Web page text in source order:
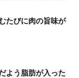
たびに肉の旨味が
よう脂肪が入った